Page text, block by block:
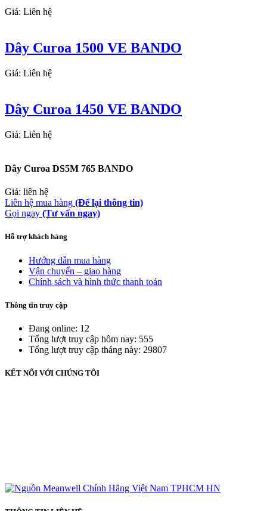
Giá: Liên hệ
Dây Curoa 1500 VE BANDO
Giá: Liên hệ
Dây Curoa 1450 VE BANDO
Giá: Liên hệ
Dây Curoa DS5M 765 BANDO
Giá: liên hệ
Liên hệ mua hàng (Để lại thông tin)
Gọi ngay (Tư vấn ngay)
Hỗ trợ khách hàng
Hướng dẫn mua hàng
Vận chuyển – giao hàng
Chính sách và hình thức thanh toán
Thông tin truy cập
Đang online: 12
Tổng lượt truy cập hôm nay: 555
Tổng lượt truy cập tháng này: 29807
KẾT NỐI VỚI CHÚNG TÔI